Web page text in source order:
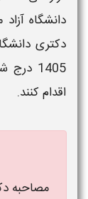
دانشگاه آزاد
دکتری
1405 درج
اقدام کنند.
مصاحبه